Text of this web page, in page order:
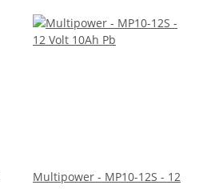
Multipower - MP10-12S - 12